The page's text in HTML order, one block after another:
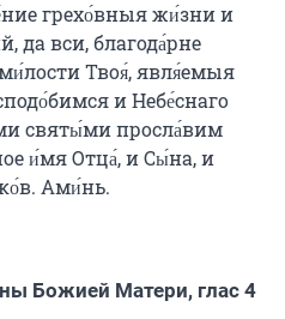
грехо́вныя жи́зни и
да вси, благода́рне
Твоя́, явля́емыя
и Небе́снаго
святы́ми просла́вим
и́мя Отца́, и Сы́на, и
Ами́нь.
Божией Матери, глас 4